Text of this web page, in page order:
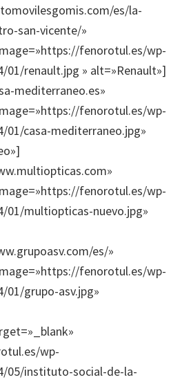
es/la-
san-vicente/»
fenorotul.es/wp-
renault.jpg » alt=»Renault»]
mediterraneo.es»
fenorotul.es/wp-
01/casa-mediterraneo.jpg»
fenorotul.es/wp-
01/multiopticas-nuevo.jpg»
es/»
fenorotul.es/wp-
01/grupo-asv.jpg»
wp-
05/instituto-social-de-la-